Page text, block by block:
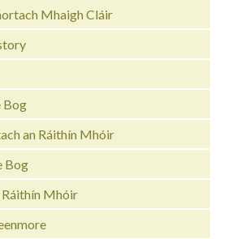
Mhaigh Cláir
Bog
an Ráithín Mhóir
Bog
Ráithín Mhóir